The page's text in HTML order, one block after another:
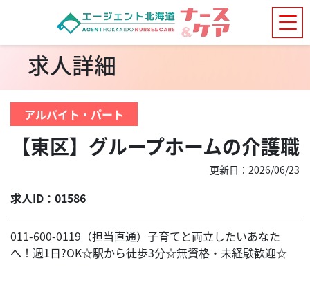
求人詳細
アルバイト・パート
【東区】グループホームの介護職
求人ID：01586
更新日：2026/06/23
011-600-0119（担当直通）子育てと両立したいあなた
へ！週1日?OK☆駅から徒歩3分☆無資格・未経験歓迎☆